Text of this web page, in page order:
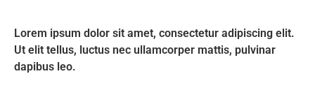
Lorem ipsum dolor sit amet, consectetur adipiscing elit.
Ut elit tellus, luctus nec ullamcorper mattis, pulvinar
dapibus leo.